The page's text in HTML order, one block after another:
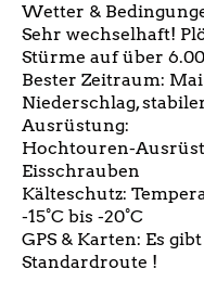
Wetter &
Sehr wechselhaft!
Stürme auf über
Bester Zeitraum:
Niederschlag,
Ausrüstung:
Hochtouren-
Eisschrauben
Kälteschutz:
-15°C bis -20°C
GPS & Karten: Es
Standardroute !